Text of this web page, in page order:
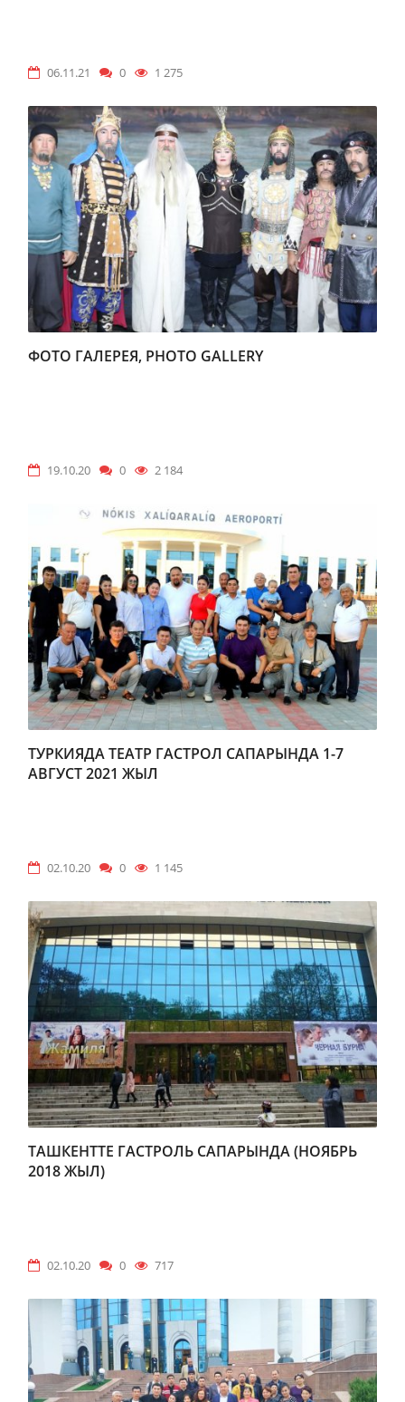
06.11.21 0 1 275
ФОТО ГАЛЕРЕЯ, PHOTO GALLERY
19.10.20 0 2 184
ТУРКИЯДА ТЕАТР ГАСТРОЛ САПАРЫНДА 1-7
АВГУСТ 2021 ЖЫЛ
02.10.20 0 1 145
ТАШКЕНТТЕ ГАСТРОЛЬ САПАРЫНДА (НОЯБРЬ
2018 ЖЫЛ)
02.10.20 0 717